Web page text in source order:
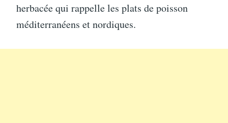
herbacée qui rappelle les plats de poisson
méditerranéens et nordiques.